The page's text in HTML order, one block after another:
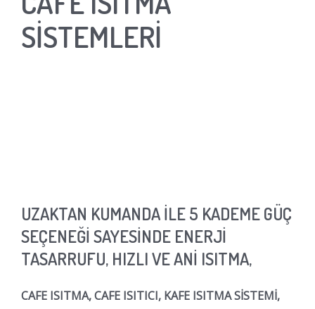
SİSTEMLERİ
UZAKTAN KUMANDA İLE 5 KADEME GÜÇ
SEÇENEĞİ SAYESİNDE ENERJİ
TASARRUFU, HIZLI VE ANİ ISITMA,
CAFE ISITMA, CAFE ISITICI, KAFE ISITMA SİSTEMİ,